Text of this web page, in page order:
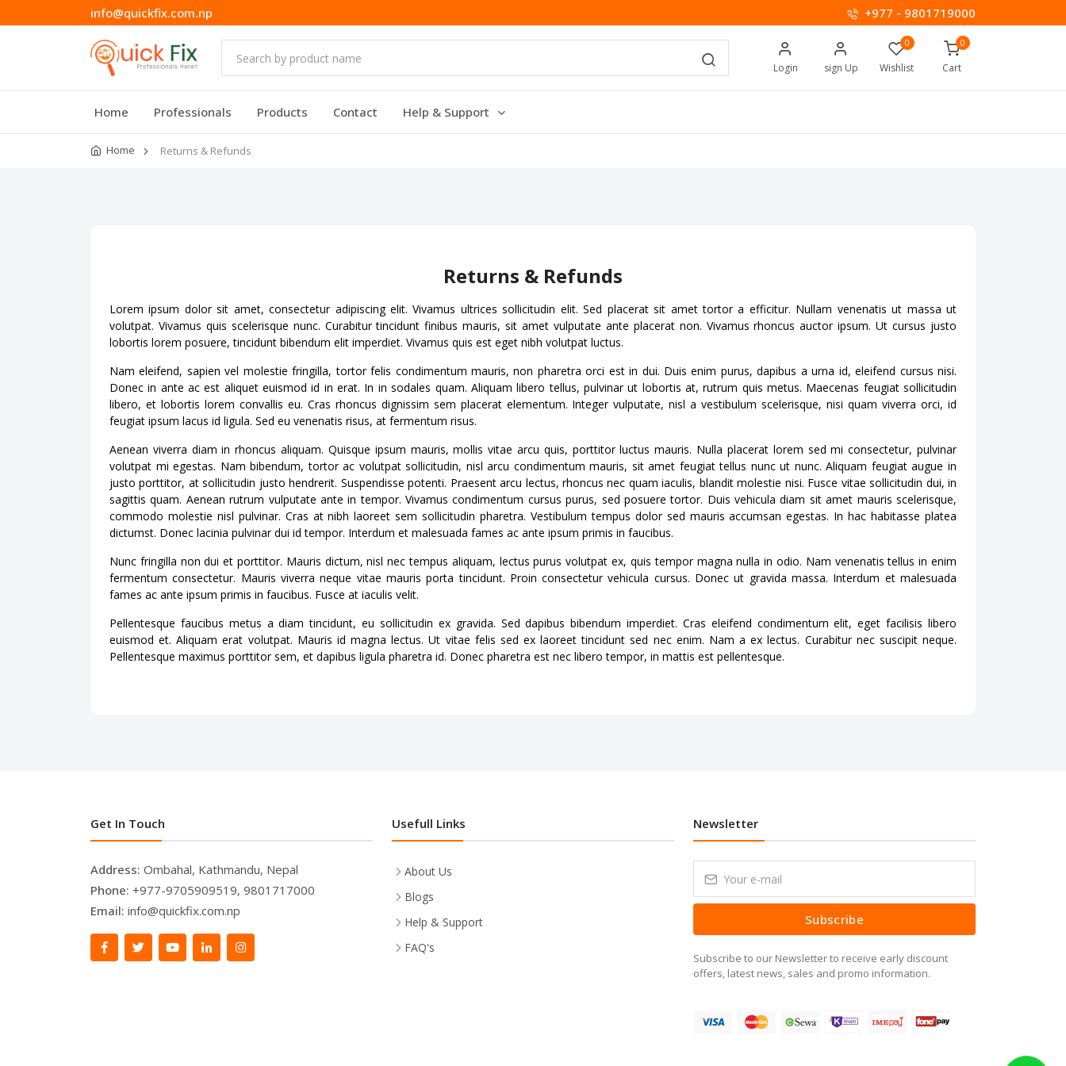
info@quickfix.com.np +977 - 9801719000
Login sign Up
0
Wishlist
0
Cart
Home Professionals Products Contact Help & Support
Home Returns & Refunds
Returns & Refunds
Lorem ipsum dolor sit amet, consectetur adipiscing elit. Vivamus ultrices sollicitudin elit. Sed placerat sit amet tortor a efficitur. Nullam venenatis ut massa ut
volutpat. Vivamus quis scelerisque nunc. Curabitur tincidunt finibus mauris, sit amet vulputate ante placerat non. Vivamus rhoncus auctor ipsum. Ut cursus justo
lobortis lorem posuere, tincidunt bibendum elit imperdiet. Vivamus quis est eget nibh volutpat luctus.
Nam eleifend, sapien vel molestie fringilla, tortor felis condimentum mauris, non pharetra orci est in dui. Duis enim purus, dapibus a urna id, eleifend cursus nisi.
Donec in ante ac est aliquet euismod id in erat. In in sodales quam. Aliquam libero tellus, pulvinar ut lobortis at, rutrum quis metus. Maecenas feugiat sollicitudin
libero, et lobortis lorem convallis eu. Cras rhoncus dignissim sem placerat elementum. Integer vulputate, nisl a vestibulum scelerisque, nisi quam viverra orci, id
feugiat ipsum lacus id ligula. Sed eu venenatis risus, at fermentum risus.
Aenean viverra diam in rhoncus aliquam. Quisque ipsum mauris, mollis vitae arcu quis, porttitor luctus mauris. Nulla placerat lorem sed mi consectetur, pulvinar
volutpat mi egestas. Nam bibendum, tortor ac volutpat sollicitudin, nisl arcu condimentum mauris, sit amet feugiat tellus nunc ut nunc. Aliquam feugiat augue in
justo porttitor, at sollicitudin justo hendrerit. Suspendisse potenti. Praesent arcu lectus, rhoncus nec quam iaculis, blandit molestie nisi. Fusce vitae sollicitudin dui, in
sagittis quam. Aenean rutrum vulputate ante in tempor. Vivamus condimentum cursus purus, sed posuere tortor. Duis vehicula diam sit amet mauris scelerisque,
commodo molestie nisl pulvinar. Cras at nibh laoreet sem sollicitudin pharetra. Vestibulum tempus dolor sed mauris accumsan egestas. In hac habitasse platea
dictumst. Donec lacinia pulvinar dui id tempor. Interdum et malesuada fames ac ante ipsum primis in faucibus.
Nunc fringilla non dui et porttitor. Mauris dictum, nisl nec tempus aliquam, lectus purus volutpat ex, quis tempor magna nulla in odio. Nam venenatis tellus in enim
fermentum consectetur. Mauris viverra neque vitae mauris porta tincidunt. Proin consectetur vehicula cursus. Donec ut gravida massa. Interdum et malesuada
fames ac ante ipsum primis in faucibus. Fusce at iaculis velit.
Pellentesque faucibus metus a diam tincidunt, eu sollicitudin ex gravida. Sed dapibus bibendum imperdiet. Cras eleifend condimentum elit, eget facilisis libero
euismod et. Aliquam erat volutpat. Mauris id magna lectus. Ut vitae felis sed ex laoreet tincidunt sed nec enim. Nam a ex lectus. Curabitur nec suscipit neque.
Pellentesque maximus porttitor sem, et dapibus ligula pharetra id. Donec pharetra est nec libero tempor, in mattis est pellentesque.
Get In Touch
Address: Ombahal, Kathmandu, Nepal
Phone: +977-9705909519, 9801717000
Email: info@quickfix.com.np
Usefull Links
About Us
Blogs
Help & Support
FAQ's
Newsletter
Subscribe
Subscribe to our Newsletter to receive early discount
offers, latest news, sales and promo information.